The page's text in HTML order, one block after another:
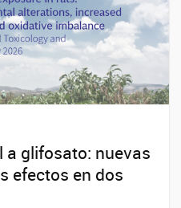
a glifosato: nuevas
efectos en dos